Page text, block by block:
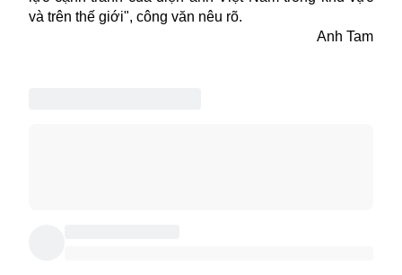
và trên thế giới", công văn nêu rõ.
Anh Tam